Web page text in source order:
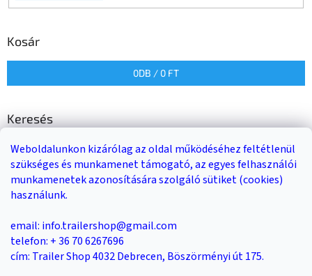
Weboldalunkon kizárólag az oldal működéséhez feltétlenül
szükséges és munkamenet támogató, az egyes felhasználói
munkamenetek azonosítására szolgáló sütiket (cookies)
használunk.
email: info.trailershop@gmail.com
telefon: + 36 70 6267696
cím: Trailer Shop 4032 Debrecen, Böszörményi út 175.
Kosár
0DB / 0 FT
Keresés
KERESÉS